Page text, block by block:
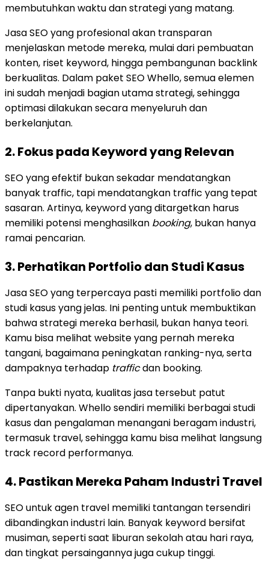
membutuhkan waktu dan strategi yang matang.
Jasa SEO yang profesional akan transparan
menjelaskan metode mereka, mulai dari pembuatan
konten, riset keyword, hingga pembangunan backlink
berkualitas. Dalam paket SEO Whello, semua elemen
ini sudah menjadi bagian utama strategi, sehingga
optimasi dilakukan secara menyeluruh dan
berkelanjutan.
2. Fokus pada Keyword yang Relevan
SEO yang efektif bukan sekadar mendatangkan
banyak traffic, tapi mendatangkan traffic yang tepat
sasaran. Artinya, keyword yang ditargetkan harus
memiliki potensi menghasilkan booking, bukan hanya
ramai pencarian.
3. Perhatikan Portfolio dan Studi Kasus
Jasa SEO yang terpercaya pasti memiliki portfolio dan
studi kasus yang jelas. Ini penting untuk membuktikan
bahwa strategi mereka berhasil, bukan hanya teori.
Kamu bisa melihat website yang pernah mereka
tangani, bagaimana peningkatan ranking-nya, serta
dampaknya terhadap trafficdan booking.
Tanpa bukti nyata, kualitas jasa tersebut patut
dipertanyakan. Whello sendiri memiliki berbagai studi
kasus dan pengalaman menangani beragam industri,
termasuk travel, sehingga kamu bisa melihat langsung
track record performanya.
4. Pastikan Mereka Paham Industri Travel
SEO untuk agen travel memiliki tantangan tersendiri
dibandingkan industri lain. Banyak keyword bersifat
musiman, seperti saat liburan sekolah atau hari raya,
dan tingkat persaingannya juga cukup tinggi.